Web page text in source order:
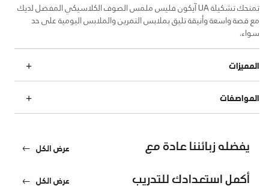
تمنحك تشكيلة UA آيكون فليس ملمس الصوف الكلاسيكي المفضل لديك
مع قصة واسعة وأنيقة تليق بملابس التمرين والملابس اليومية على حد
سواء.
المميزات
المواصفات
يفضله زبائننا عادة مع عرض الكل
أكمل استعدادك للتدريب عرض الكل